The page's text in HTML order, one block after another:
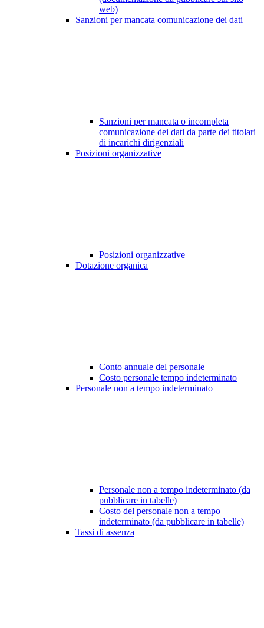
web)
Sanzioni per mancata comunicazione dei dati
Sanzioni per mancata o incompleta
comunicazione dei dati da parte dei titolari
di incarichi dirigenziali
Posizioni organizzative
Posizioni organizzative
Dotazione organica
Conto annuale del personale
Costo personale tempo indeterminato
Personale non a tempo indeterminato
Personale non a tempo indeterminato (da
pubblicare in tabelle)
Costo del personale non a tempo
indeterminato (da pubblicare in tabelle)
Tassi di assenza